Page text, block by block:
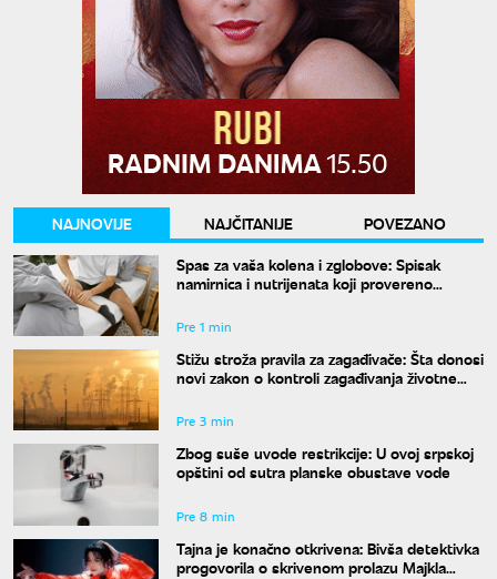
NAJNOVIJE NAJČITANIJE
POVEZANO
Spas za vaša kolena i zglobove: Spisak
namirnica i nutrijenata koji provereno
Pre 1 min
Stižu stroža pravila za zagađivače: Šta donosi
novi zakon o kontroli zagađivanja životne
Pre 3 min
Zbog suše uvode restrikcije: U ovoj srpskoj
opštini od sutra planske obustave vode
Pre 8 min
Tajna je konačno otkrivena: Bivša detektivka
progovorila o skrivenom prolazu Majkla